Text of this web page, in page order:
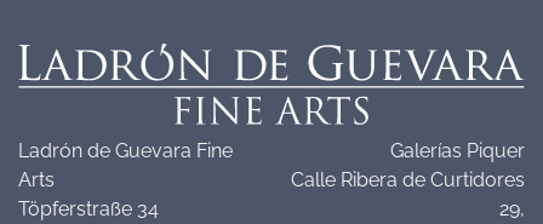
Ladrón de Guevara Fine
Arts
Töpferstraße 34
Galerías Piquer
Calle Ribera de Curtidores
29,